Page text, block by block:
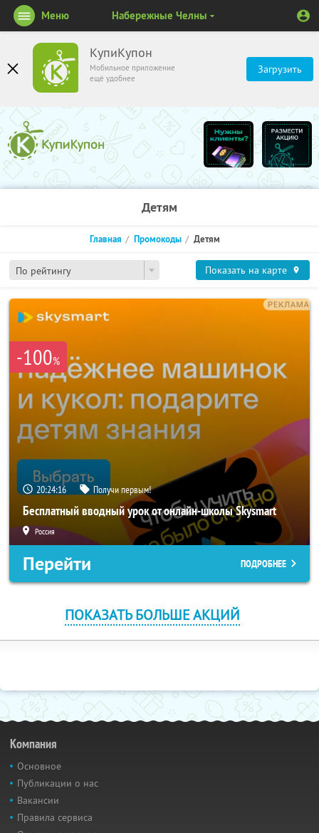
КупиКупон
Мобильное приложение
ещё удобнее
Загрузить
Меню Набережные Челны
Детям
По рейтингу
Главная Промокоды Детям
Показать на карте
-100%
20:24:16 Получи первым!
Бесплатный вводный урок от онлайн-школы Skysmart
Россия
Перейти ПОДРОБНЕЕ
ПОКАЗАТЬ БОЛЬШЕ АКЦИЙ
Компания
Основное
Публикации о нас
Вакансии
Правила сервиса